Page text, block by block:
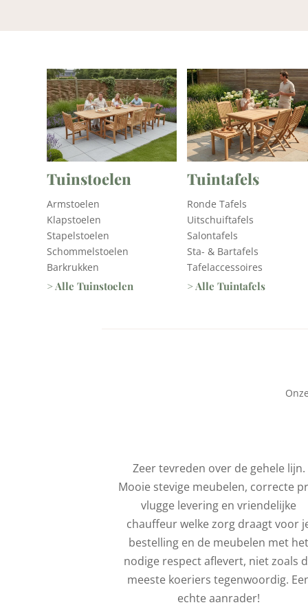
Tuinstoelen
Armstoelen
Klapstoelen
Stapelstoelen
Schommelstoelen
Barkrukken
> Alle Tuinstoelen
Tuintafels
Ronde Tafels
Uitschuiftafels
Salontafels
Sta- & Bartafels
Tafelaccessoires
> Alle Tuintafels
Zeer tevreden over de gehele lijn.
Mooie stevige meubelen, correcte
vlugge levering en vriendelijke
chauffeur welke zorg draagt voor
bestelling en de meubelen met het
nodige respect aflevert, niet zoals
meeste koeriers tegenwoordig.
echte aanrader!